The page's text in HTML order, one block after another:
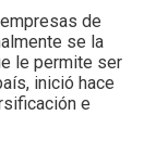
de
se la
le permite ser
inició hace
e